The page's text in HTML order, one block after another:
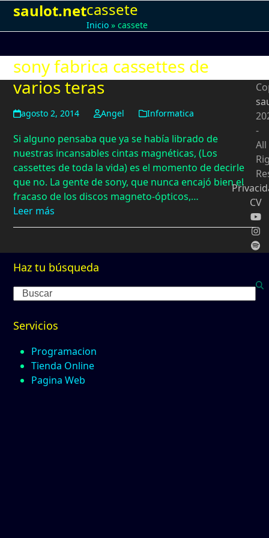
Skip
content
saulot.net
Open
mobile
Close
mobile
cassete
Inicio »cassete
sony fabrica cassettes de
varios teras
agosto 2, 2014 Angel Informatica
Si alguno pensaba que ya se había librado de
nuestras incansables cintas magnéticas, (Los
cassettes de toda la vida) es el momento de decirle
que no. La gente de sony, que nunca encajó bien el
fracaso de los discos magneto-ópticos,…
Leer más
Haz tu búsqueda
Search
Servicios
Programacion
Tienda Online
Pagina Web
-
All
CV